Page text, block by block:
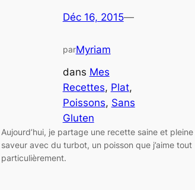
Déc 16, 2015—
parMyriam
dans Mes
Recettes, Plat
Poissons, Sans
Gluten
Aujourd’hui, je partage une recette saine et
saveur avec du turbot, un poisson que j’aime tout
particulièrement.